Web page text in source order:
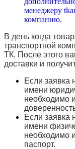
менеджеру
компанию.
В день когда
транспортной
ТК. После этого
доставки и
Если заявка
имени
необходимо
Если заявка
имени
необходимо
паспорт.